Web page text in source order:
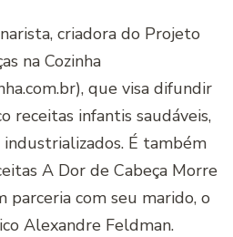
criadora do Projeto
na Cozinha
que visa difundir
receitas infantis saudáveis,
É também
A Dor de Cabeça Morre
parceria com seu marido, o
Alexandre Feldman.